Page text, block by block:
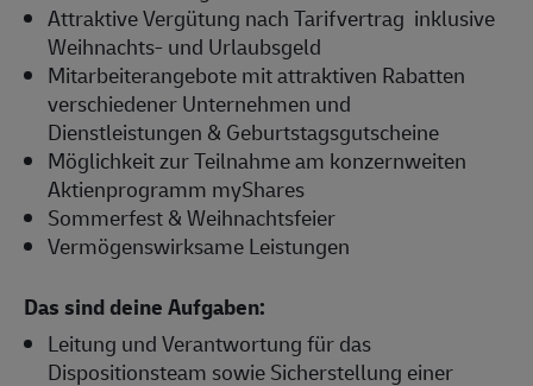
Attraktive Vergütung nach Tarifvertrag inklusive
Weihnachts- und Urlaubsgeld
Mitarbeiterangebote mit attraktiven Rabatten
verschiedener Unternehmen und
Dienstleistungen & Geburtstagsgutscheine
Möglichkeit zur Teilnahme am konzernweiten
Aktienprogramm myShares
Sommerfest & Weihnachtsfeier
Vermögenswirksame Leistungen
Das sind deine Aufgaben:
Leitung und Verantwortung für das
Dispositionsteam sowie Sicherstellung einer